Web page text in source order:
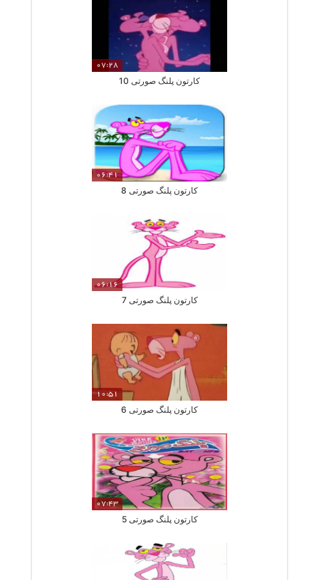
07:28
کارتون پلنگ صورتی 10
06:41
کارتون پلنگ صورتی 8
06:16
کارتون پلنگ صورتی 7
10:51
کارتون پلنگ صورتی 6
07:43
کارتون پلنگ صورتی 5